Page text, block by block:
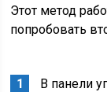
Этот метод
попробовать
В панели